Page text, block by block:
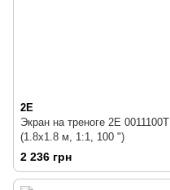
2E
Экран на треноге 2E 0011100T
(1.8x1.8 м, 1:1, 100 ")
2 236 грн